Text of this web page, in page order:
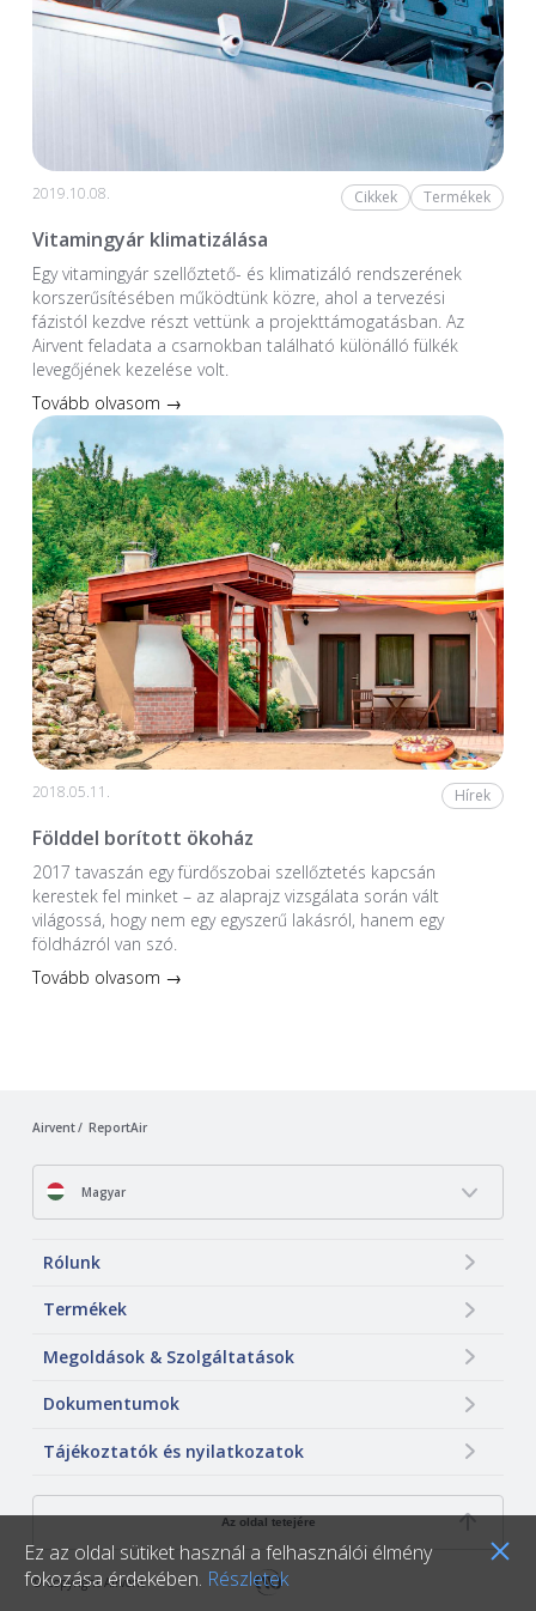
2019.10.08. Cikkek Termékek
Vitamingyár klimatizálása
Egy vitamingyár szellőztető- és klimatizáló rendszerének
korszerűsítésében működtünk közre, ahol a tervezési
fázistól kezdve részt vettünk a projekttámogatásban. Az
Airvent feladata a csarnokban található különálló fülkék
levegőjének kezelése volt.
Tovább olvasom →
2018.05.11. Hírek
Földdel borított ökoház
2017 tavaszán egy fürdőszobai szellőztetés kapcsán
kerestek fel minket – az alaprajz vizsgálata során vált
világossá, hogy nem egy egyszerű lakásról, hanem egy
földházról van szó.
Tovább olvasom →
Ez az oldal sütiket használ a felhasználói élmény
fokozása érdekében. Részletek
Airvent ReportAir
Magyar
Rólunk
Termékek
Megoldások & Szolgáltatások
Dokumentumok
Tájékoztatók és nyilatkozatok
Az oldal tetejére
© Copyright Airvent